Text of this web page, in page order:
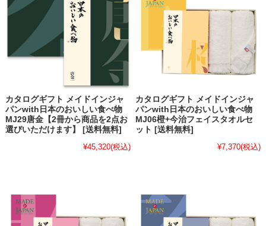
カタログギフト メイドインジャ
パンwith日本のおいしい食べ物
MJ29唐金【2冊から商品を2点お
選びいただけます】 [送料無料]
¥45,320(税込)
カタログギフト メイドインジャ
パンwith日本のおいしい食べ物
MJ06橙+今治フェイスタオルセ
ット [送料無料]
¥7,370(税込)